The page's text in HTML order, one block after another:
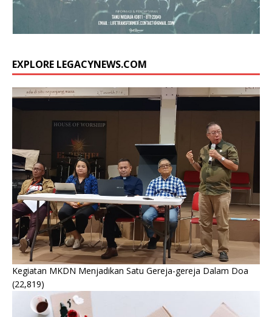
EXPLORE LEGACYNEWS.COM
Kegiatan MKDN Menjadikan Satu Gereja-gereja Dalam Doa
(22,819)